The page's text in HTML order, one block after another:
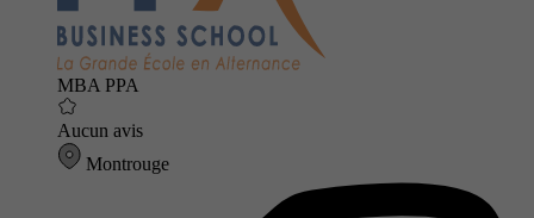
MBA PPA
Aucun avis
Montrouge